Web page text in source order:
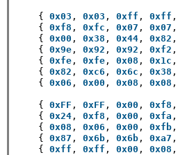
    {
0x03 , 0x03 , 0xff , 0xff ,
    {
0xf8 , 0xfc , 0x07 , 0x07 ,
    {
0x00 , 0x38 , 0x44, 0x82 ,
    {
0x9e, 0x92 , 0x92 , 0xf2 ,
    {
0xfe, 0xfe, 0x08 , 0x1c ,
    {
0x82 , 0xc6 , 0x6c , 0x38 ,
    {
0x06 , 0x00 , 0x08 , 0x08 ,
    {
0xFF , 0xFF , 0x00 , 0xf8 ,
    {
0x24, 0xf8 , 0x00 , 0xfa ,
    {
0x08 , 0x06 , 0x00 , 0xfb,
    {
0x87 , 0x6b, 0x6b, 0xa7 ,
    {
0xff , 0xff , 0x00 , 0x08 ,